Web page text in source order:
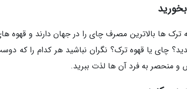
ترک ها بالاترین مصرف چای را در جهان دارند و
چای یا قهوه ترک؟ نگران نباشید هر کدام را که
و منحصر به فرد آن ها لذت ببرید.